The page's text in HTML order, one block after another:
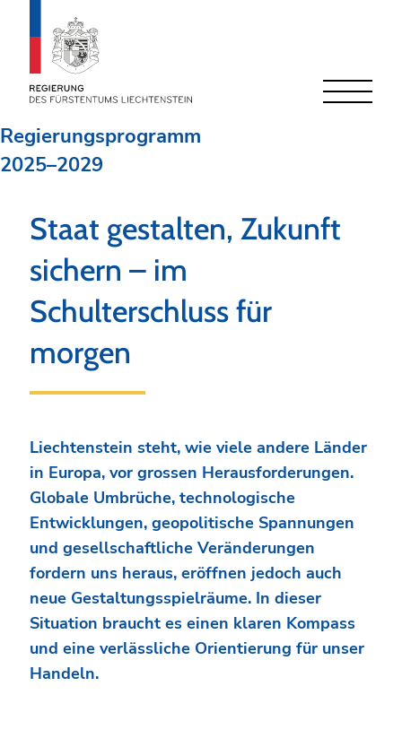
Navigieren
Regierungsprogramm
Schnellnavigation
Seitenkontext
Regierungsprogramm
2025–2029
Inhalt
Staat gestalten, Zukunft
sichern – im
Schulterschluss für
morgen
Liechtenstein steht, wie viele andere Länder
in Europa, vor grossen Herausforderungen.
Globale Umbrüche, technologische
Entwicklungen, geopolitische Spannungen
und gesellschaftliche Veränderungen
fordern uns heraus, eröffnen jedoch auch
neue Gestaltungsspielräume. In dieser
Situation braucht es einen klaren Kompass
und eine verlässliche Orientierung für unser
Handeln.